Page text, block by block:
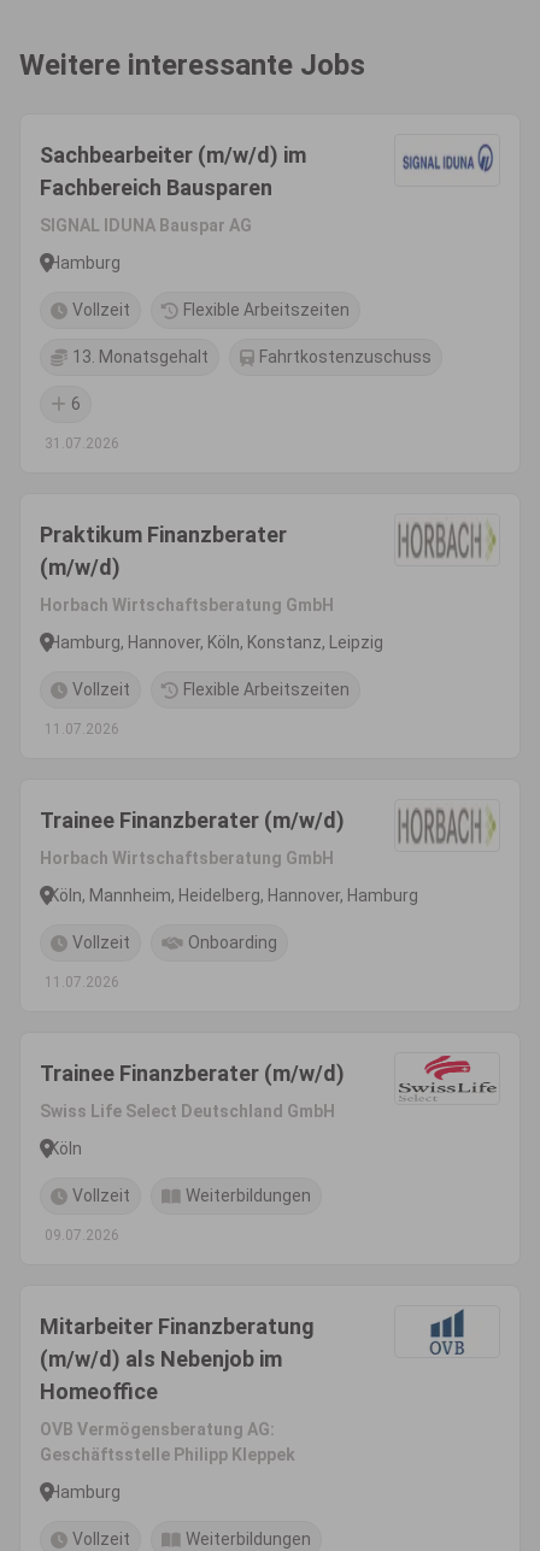
Weitere interessante Jobs
Sachbearbeiter (m/w/d) im
Fachbereich Bausparen
SIGNAL IDUNA Bauspar AG
Hamburg
Vollzeit Flexible Arbeitszeiten
13. Monatsgehalt Fahrtkostenzuschuss
6
31.07.2026
Praktikum Finanzberater
(m/w/d)
Horbach Wirtschaftsberatung GmbH
Hamburg, Hannover, Köln, Konstanz, Leipzig
Vollzeit Flexible Arbeitszeiten
11.07.2026
Trainee Finanzberater (m/w/d)
Horbach Wirtschaftsberatung GmbH
Köln, Mannheim, Heidelberg, Hannover, Hamburg
Vollzeit Onboarding
11.07.2026
Trainee Finanzberater (m/w/d)
Swiss Life Select Deutschland GmbH
Köln
Vollzeit Weiterbildungen
09.07.2026
Mitarbeiter Finanzberatung
(m/w/d) als Nebenjob im
Homeoffice
OVB Vermögensberatung AG:
Geschäftsstelle Philipp Kleppek
Hamburg
Vollzeit Weiterbildungen